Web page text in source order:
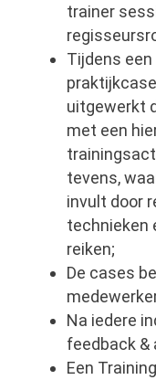
trainer
Tijdens
uitgewerkt
met een
tevens,
invult door
technieken
reiken;
De cases
Na iedere
feedback &
Een